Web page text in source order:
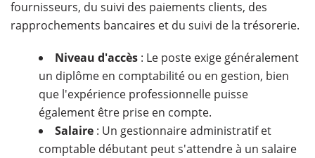
fournisseurs, du suivi des paiements clients, des
rapprochements bancaires et du suivi de la trésorerie.
Niveau d'accès : Le poste exige généralement
un diplôme en comptabilité ou en gestion, bien
que l'expérience professionnelle puisse
également être prise en compte.
Salaire : Un gestionnaire administratif et
comptable débutant peut s'attendre à un salaire